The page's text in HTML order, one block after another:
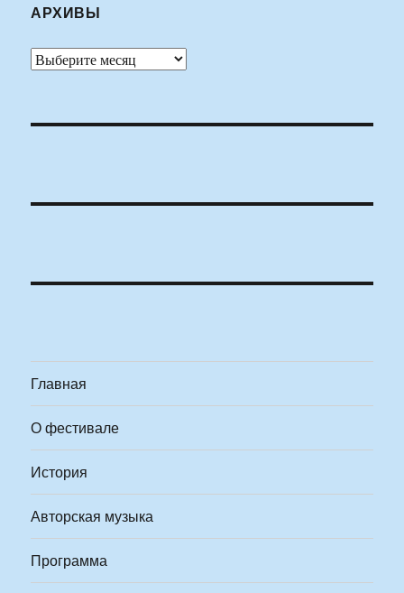
АРХИВЫ
Архивы
Главная
О фестивале
История
Авторская музыка
Программа